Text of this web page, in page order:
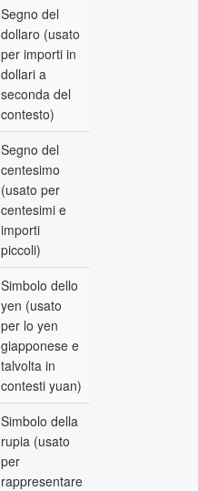
Segno del
dollaro (usato
per importi in
dollari a
seconda del
contesto)
Segno del
centesimo
(usato per
centesimi e
importi
piccoli)
Simbolo dello
yen (usato
per lo yen
giapponese e
talvolta in
contesti yuan)
Simbolo della
rupia (usato
per
rappresentare